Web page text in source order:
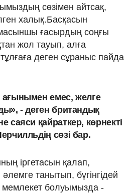
сөзімен айтсақ,
халық.Басқасын
ғасырдың соңғы
жол тауып, алға
деген сұраныс пайда
ағынымен емес, желге
- деген британдық
саяси қайраткер, көрнекті
сөзі бар.
іргетасын қалап,
танытып, бүгінгідей
мемлекет болуымызда -